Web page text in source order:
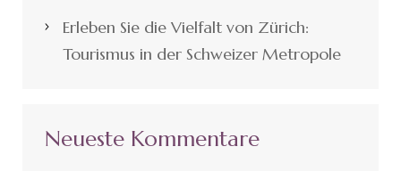
Erleben Sie die Vielfalt von Zürich:
Tourismus in der Schweizer Metropole
Neueste Kommentare